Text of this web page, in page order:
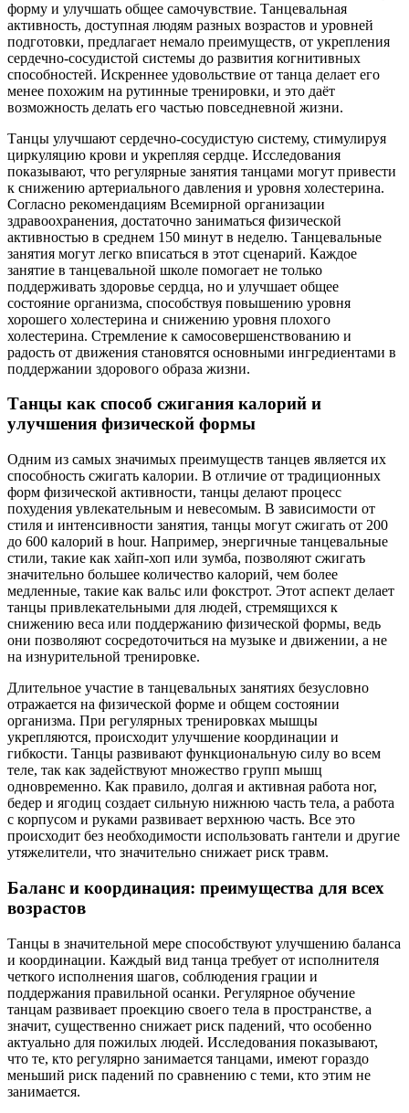
форму и улучшать общее самочувствие. Танцевальная
активность, доступная людям разных возрастов и уровней
подготовки, предлагает немало преимуществ, от укрепления
сердечно-сосудистой системы до развития когнитивных
способностей. Искреннее удовольствие от танца делает его
менее похожим на рутинные тренировки, и это даёт
возможность делать его частью повседневной жизни.
Танцы улучшают сердечно-сосудистую систему, стимулируя
циркуляцию крови и укрепляя сердце. Исследования
показывают, что регулярные занятия танцами могут привести
к снижению артериального давления и уровня холестерина.
Согласно рекомендациям Всемирной организации
здравоохранения, достаточно заниматься физической
активностью в среднем 150 минут в неделю. Танцевальные
занятия могут легко вписаться в этот сценарий. Каждое
занятие в танцевальной школе помогает не только
поддерживать здоровье сердца, но и улучшает общее
состояние организма, способствуя повышению уровня
хорошего холестерина и снижению уровня плохого
холестерина. Стремление к самосовершенствованию и
радость от движения становятся основными ингредиентами в
поддержании здорового образа жизни.
Танцы как способ сжигания калорий и
улучшения физической формы
Одним из самых значимых преимуществ танцев является их
способность сжигать калории. В отличие от традиционных
форм физической активности, танцы делают процесс
похудения увлекательным и невесомым. В зависимости от
стиля и интенсивности занятия, танцы могут сжигать от 200
до 600 калорий в hour. Например, энергичные танцевальные
стили, такие как хайп-хоп или зумба, позволяют сжигать
значительно большее количество калорий, чем более
медленные, такие как вальс или фокстрот. Этот аспект делает
танцы привлекательными для людей, стремящихся к
снижению веса или поддержанию физической формы, ведь
они позволяют сосредоточиться на музыке и движении, а не
на изнурительной тренировке.
Длительное участие в танцевальных занятиях безусловно
отражается на физической форме и общем состоянии
организма. При регулярных тренировках мышцы
укрепляются, происходит улучшение координации и
гибкости. Танцы развивают функциональную силу во всем
теле, так как задействуют множество групп мышц
одновременно. Как правило, долгая и активная работа ног,
бедер и ягодиц создает сильную нижнюю часть тела, а работа
с корпусом и руками развивает верхнюю часть. Все это
происходит без необходимости использовать гантели и другие
утяжелители, что значительно снижает риск травм.
Баланс и координация: преимущества для всех
возрастов
Танцы в значительной мере способствуют улучшению баланса
и координации. Каждый вид танца требует от исполнителя
четкого исполнения шагов, соблюдения грации и
поддержания правильной осанки. Регулярное обучение
танцам развивает проекцию своего тела в пространстве, а
значит, существенно снижает риск падений, что особенно
актуально для пожилых людей. Исследования показывают,
что те, кто регулярно занимается танцами, имеют гораздо
меньший риск падений по сравнению с теми, кто этим не
занимается.